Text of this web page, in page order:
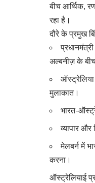
बीच आर्थिक,
रहा है।
दौरे के प्रमुख
अल्बनीज़ के बीच
मुलाकात।
भारत-
व्यापार
मेलबर्न में
करना।
ऑस्ट्रेलियाई